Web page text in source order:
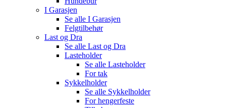
I Garasjen
Se alle I Garasjen
Felgtilbehør
Last og Dra
Se alle Last og Dra
Lasteholder
Se alle Lasteholder
For tak
Sykkelholder
Se alle Sykkelholder
For hengerfeste